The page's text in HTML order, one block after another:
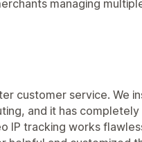
managing
customer service. We
and it has
IP tracking works